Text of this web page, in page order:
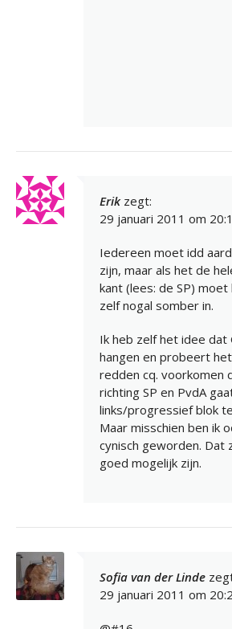
Erik zegt:
29 januari 2011 om
Iedereen moet idd
zijn, maar als het de
kant (lees: de SP)
zelf nogal somber in.
Ik heb zelf het idee dat
hangen en probeert
redden cq. voorkomen
richting SP en PvdA
links/progressief blok
Maar misschien ben ik
cynisch geworden. Dat
goed mogelijk zijn.
Sofia van der Linde
29 januari 2011 om